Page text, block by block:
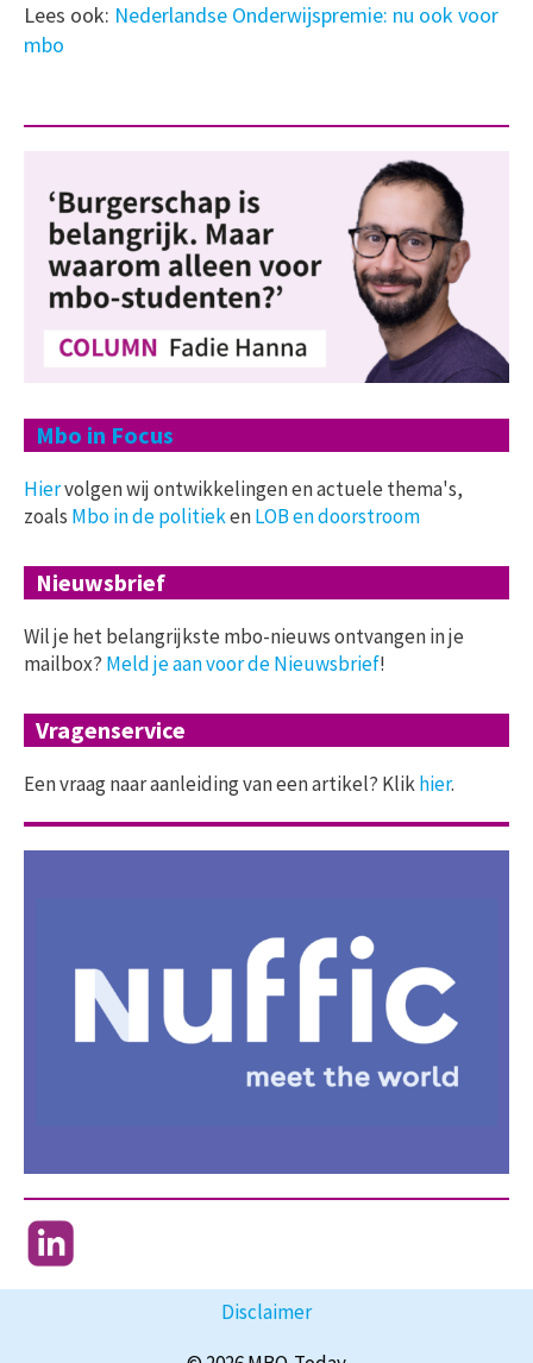
Lees ook: Nederlandse Onderwijspremie: nu ook voor
mbo
Mbo in Focus
Hiervolgen wij ontwikkelingen en actuele thema's,
zoals Mbo in de politiekenLOB en doorstroom
Nieuwsbrief
Wil je het belangrijkste mbo-nieuws ontvangen in je
mailbox? Meld je aan voor de Nieuwsbrief!
Vragenservice
Een vraag naar aanleiding van een artikel? Klikhier.
Disclaimer